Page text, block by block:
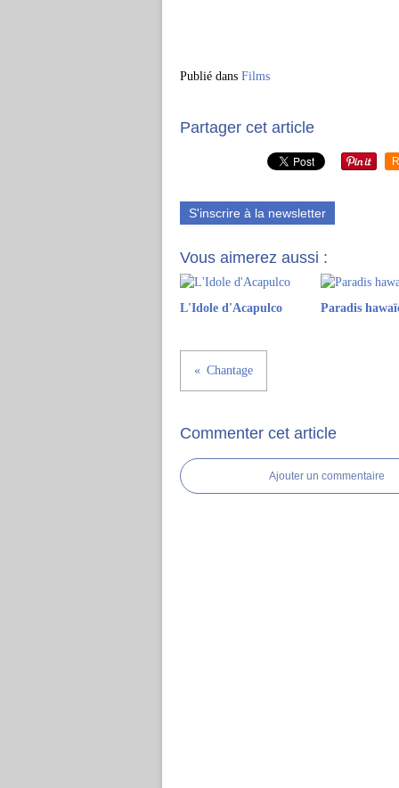
Publié dans Films
Partager cet article
S'inscrire à la newsletter
Vous aimerez aussi :
L'Idole d'Acapulco Paradis
Chantage
Commenter cet article
Ajouter un commentaire